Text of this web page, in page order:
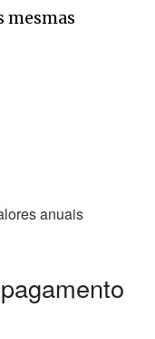
mesmas
anuais